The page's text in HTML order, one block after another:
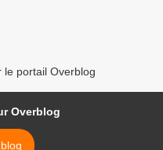
le portail Overblog
Overblog